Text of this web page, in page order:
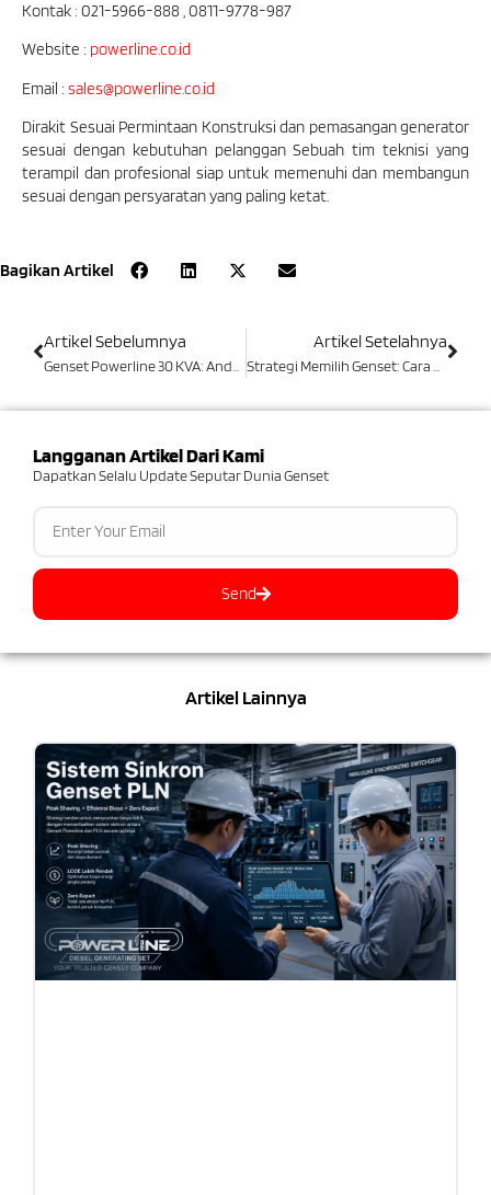
Kontak : 021-5966-888 , 0811-9778-987
Website : powerline.co.id
Email : sales@powerline.co.id
Dirakit Sesuai Permintaan Konstruksi dan pemasangan generator
sesuai dengan kebutuhan pelanggan Sebuah tim teknisi yang
terampil dan profesional siap untuk memenuhi dan membangun
sesuai dengan persyaratan yang paling ketat.
Bagikan Artikel
Artikel Sebelumnya Artikel Setelahnya
Langganan Artikel Dari Kami
Dapatkan Selalu Update Seputar Dunia Genset
Send
Artikel Lainnya